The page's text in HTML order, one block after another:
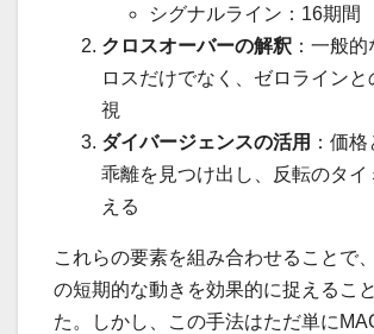
シグナルライン：16期間
クロスオーバーの解釈 ：一般
ロスだけでなく、ゼロライン
視
ダイバージェンスの活用 ：価
乖離を見つけ出し、反転のタイ
える
これらの要素を組み合わせることで
の短期的な動きを効果的に捉えるこ
た。しかし、この手法はただ単に